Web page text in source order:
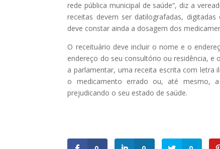
rede pública municipal de saúde”, diz a
receitas devem ser datilografadas,
deve constar ainda a dosagem dos
O receituário deve incluir o nome e o
endereço do seu consultório ou residência, e
a parlamentar, uma receita escrita com letra
o medicamento errado ou, até mesmo,
prejudicando o seu estado de saúde.